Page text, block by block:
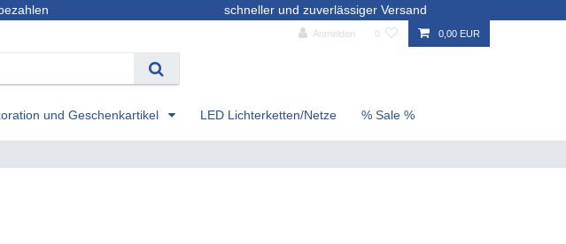
schneller und zuverlässiger Versand
Anmelden 0 0,00 EUR
und Geschenkartikel LED Lichterketten/Netze % Sale %